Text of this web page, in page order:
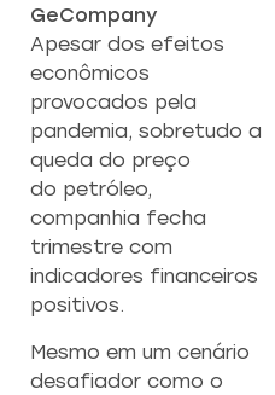
GeCompany
Apesar dos efeitos
econômicos
provocados pela
pandemia, sobretudo a
queda do preço
do petróleo,
companhia fecha
trimestre com
indicadores financeiros
positivos.
Mesmo em um cenário
desafiador como o